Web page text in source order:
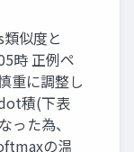
似度と
時 正例ペ
重に調整し
積(下表
った為、
の温